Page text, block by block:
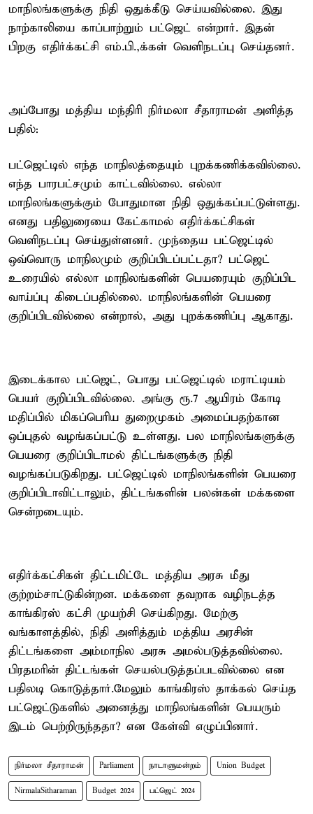
மாநிலங்களுக்கு நிதி ஒதுக்கீடு செய்யவில்லை. இது
நாற்காலியை காப்பாற்றும் பட்ஜெட் என்றார். இதன்
பிறகு எதிர்க்கட்சி எம்.பி.,க்கள் வெளிநடப்பு செய்தனர்.
அப்போது மத்திய மந்திரி நிர்மலா சீதாராமன் அளித்த
பதில்:
பட்ஜெட்டில் எந்த மாநிலத்தையும் புறக்கணிக்கவில்லை.
எந்த பாரபட்சமும் காட்டவில்லை. எல்லா
மாநிலங்களுக்கும் போதுமான நிதி ஒதுக்கப்பட்டுள்ளது.
எனது பதிலுரையை கேட்காமல் எதிர்க்கட்சிகள்
வெளிநடப்பு செய்துள்ளனர். முந்தைய பட்ஜெட்டில்
ஒவ்வொரு மாநிலமும் குறிப்பிடப்பட்டதா? பட்ஜெட்
உரையில் எல்லா மாநிலங்களின் பெயரையும் குறிப்பிட
வாய்ப்பு கிடைப்பதில்லை. மாநிலங்களின் பெயரை
குறிப்பிடவில்லை என்றால், அது புறக்கணிப்பு ஆகாது.
இடைக்கால பட்ஜெட், பொது பட்ஜெட்டில் மராட்டியம்
பெயர் குறிப்பிடவில்லை. அங்கு ரூ.7 ஆயிரம் கோடி
மதிப்பில் மிகப்பெரிய துறைமுகம் அமைப்பதற்கான
ஒப்புதல் வழங்கப்பட்டு உள்ளது. பல மாநிலங்களுக்கு
பெயரை குறிப்பிடாமல் திட்டங்களுக்கு நிதி
வழங்கப்படுகிறது. பட்ஜெட்டில் மாநிலங்களின் பெயரை
குறிப்பிடாவிட்டாலும், திட்டங்களின் பலன்கள் மக்களை
சென்றடையும்.
எதிர்க்கட்சிகள் திட்டமிட்டே மத்திய அரசு மீது
குற்றம்சாட்டுகின்றன. மக்களை தவறாக வழிநடத்த
காங்கிரஸ் கட்சி முயற்சி செய்கிறது. மேற்கு
வங்காளத்தில், நிதி அளித்தும் மத்திய அரசின்
திட்டங்களை அம்மாநில அரசு அமல்படுத்தவில்லை.
பிரதமரின் திட்டங்கள் செயல்படுத்தப்படவில்லை என
பதிலடி கொடுத்தார்.மேலும் காங்கிரஸ் தாக்கல் செய்த
பட்ஜெட்டுகளில் அனைத்து மாநிலங்களின் பெயரும்
இடம் பெற்றிருந்ததா? என கேள்வி எழுப்பினார்.
நிர்மலா சீதாராமன் Parliament நாடாளுமன்றம் Union Budget
NirmalaSitharaman Budget 2024 பட்ஜெட் 2024